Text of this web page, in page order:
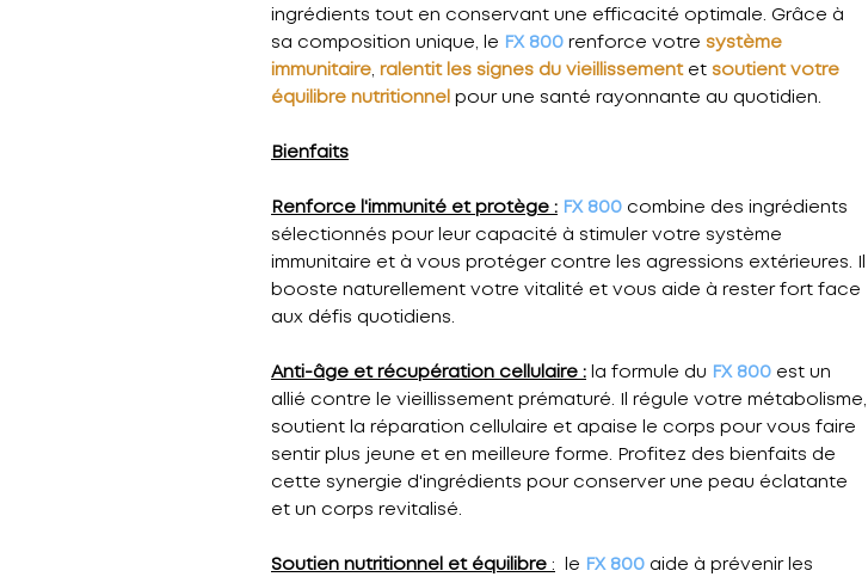
ingrédients tout en conservant une efficacité optimale. Grâce à
sa composition unique, le FX 800 renforce votre système
immunitaire, ralentit les signes du vieillissementet soutient votre
équilibre nutritionnel pour une santé rayonnante au quotidien.
Bienfaits
Renforce l'immunité et protège : FX 800 combine des ingrédients
sélectionnés pour leur capacité à stimuler votre système
immunitaire et à vous protéger contre les agressions extérieures. Il
booste naturellement votre vitalité et vous aide à rester fort face
aux défis quotidiens.
Anti-âge et récupération cellulaire : la formule du FX 800 est un
allié contre le vieillissement prématuré. Il régule votre métabolisme,
soutient la réparation cellulaire et apaise le corps pour vous faire
sentir plus jeune et en meilleure forme. Profitez des bienfaits de
cette synergie d'ingrédients pour conserver une peau éclatante
et un corps revitalisé.
Soutien nutritionnel et équilibre : le FX 800 aide à prévenir les